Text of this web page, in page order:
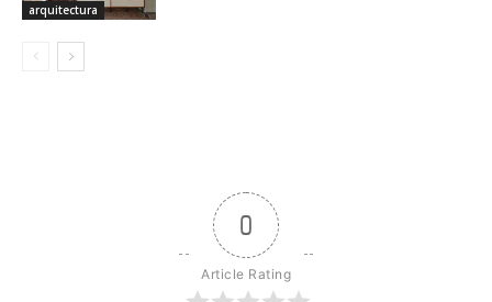
arquitectura
0
Article Rating